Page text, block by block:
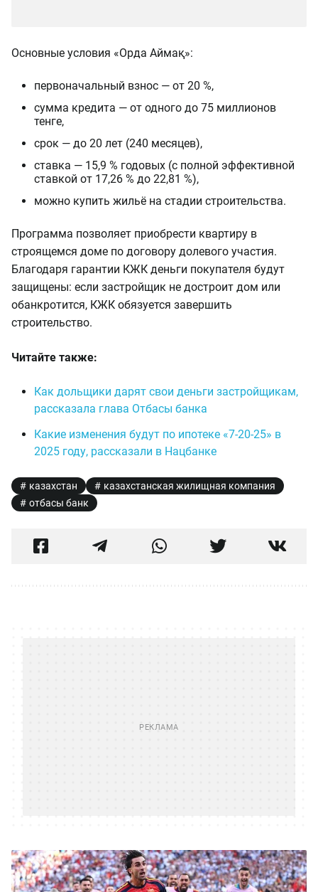
Основные условия «Орда Аймақ»:
первоначальный взнос — от 20 %,
сумма кредита — от одного до 75 миллионов
тенге,
срок — до 20 лет (240 месяцев),
ставка — 15,9 % годовых (с полной эффективной
ставкой от 17,26 % до 22,81 %),
можно купить жильё на стадии строительства.
Программа позволяет приобрести квартиру в
строящемся доме по договору долевого участия.
Благодаря гарантии КЖК деньги покупателя будут
защищены: если застройщик не достроит дом или
обанкротится, КЖК обязуется завершить
строительство.
Читайте также:
Как дольщики дарят свои деньги застройщикам,
рассказала глава Отбасы банка
Какие изменения будут по ипотеке «7-20-25» в
2025 году, рассказали в Нацбанке
казахстан
казахстанская жилищная компания
отбасы банк